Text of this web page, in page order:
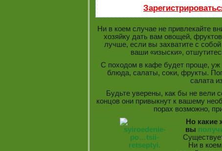
Ни в коем случае не привлекайте
хозяйку дать вам овощей,
лучше, если вы захватите с
ваши «изыски»,
С походом в кафе будет проще, уж
блюда, салаты, соки, фрукты.
салата
Будьте уверены, как бы не вели
концов они привыкнут к вашему
порах возможно,
Но какие
вы
Ни в